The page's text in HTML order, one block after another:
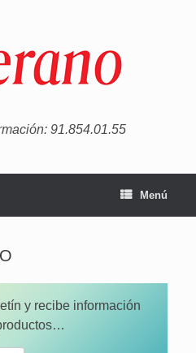
91.854.01.55
Menú
y recibe información